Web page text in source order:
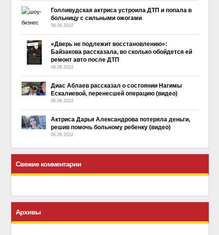
Голливудская актриса устроила ДТП и попала в
больницу с сильными ожогами
08.08.2022
«Дверь не подлежит восстановлению»:
Байзакова рассказала, во сколько обойдется ей
ремонт авто после ДТП
08.08.2022
Диас Аблаев рассказал о состоянии Нагимы
Ескалиевой, перенесшей операцию (видео)
06.08.2022
Актриса Дарья Александрова потеряла деньги,
решив помочь больному ребенку (видео)
06.08.2022
Свежие комментарии
Архивы